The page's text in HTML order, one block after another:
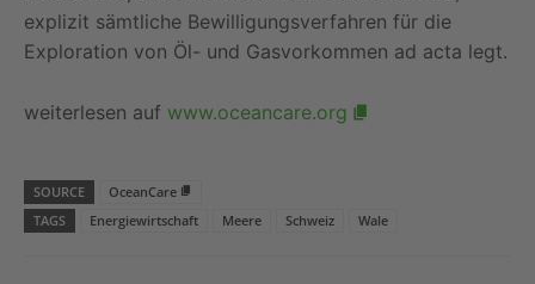
explizit sämtliche Bewilligungsverfahren für die
Exploration von Öl- und Gasvorkommen ad acta legt.
weiterlesen auf www.oceancare.org
SOURCE
OceanCare
TAGS
Energiewirtschaft Meere Schweiz Wale